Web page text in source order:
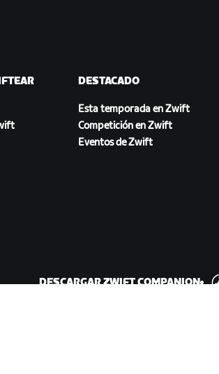
DESTACADO
Esta temporada en Zwift
Competición en Zwift
Eventos de Zwift
DESCARGAR ZWIFT COMPANION